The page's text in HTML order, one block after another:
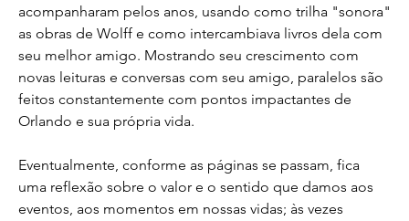
acompanharam pelos anos, usando como trilha "sonora"
as obras de Wolff e como intercambiava livros dela com
seu melhor amigo. Mostrando seu crescimento com
novas leituras e conversas com seu amigo, paralelos são
feitos constantemente com pontos impactantes de
Orlando e sua própria vida.
Eventualmente, conforme as páginas se passam, fica
uma reflexão sobre o valor e o sentido que damos aos
eventos, aos momentos em nossas vidas; às vezes